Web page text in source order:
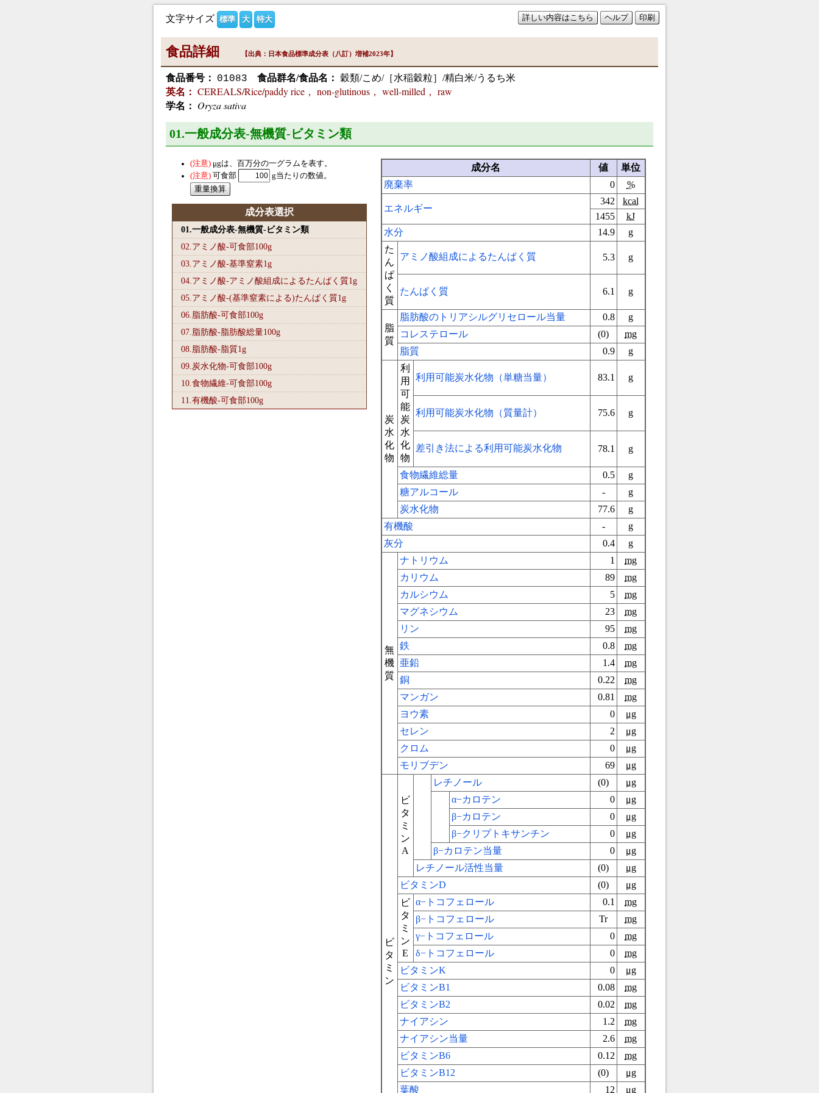
詳しい内容はこちら ヘルプ 印刷
文字サイズ 標準 大 特大
食品詳細 【出典：日本食品標準成分表（八訂）増補2023年】
食品番号： 01083 食品群名/食品名： 穀類/こめ/［水稲穀粒］/精白米/うるち米
英名： CEREALS/Rice/paddy rice， non-glutinous， well-milled， raw
学名： Oryza sativa
01.一般成分表-無機質-ビタミン類
μgは、百万分の一グラムを表す。
可食部
g当たりの数値。
成分表選択
01.一般成分表-無機質-ビタミン類
02.アミノ酸-可食部100g
03.アミノ酸-基準窒素1g
04.アミノ酸-アミノ酸組成によるたんぱく質1g
05.アミノ酸-(基準窒素による)たんぱく質1g
06.脂肪酸-可食部100g
07.脂肪酸-脂肪酸総量100g
08.脂肪酸-脂質1g
09.炭水化物-可食部100g
10.食物繊維-可食部100g
11.有機酸-可食部100g
成分名 値
単位
廃棄率
0 %
エネルギー
342
kcal
1455
kJ
水分
14.9
g
た
ん
ぱ
く
質
アミノ酸組成によるたんぱく質 5.3 g
たんぱく質 6.1 g
脂
質
脂肪酸のトリアシルグリセロール当量 0.8
g
コレステロール
(0)
mg
脂質
0.9 g
炭
水
化
物
利
用
可
能
炭
水
化
物
利用可能炭水化物（単糖当量） 83.1 g
利用可能炭水化物（質量計） 75.6 g
差引き法による利用可能炭水化物 78.1 g
食物繊維総量 0.5
g
糖アルコール
-
g
炭水化物
77.6
g
有機酸
-
g
灰分
0.4 g
無
機
質
ナトリウム 1
mg
カリウム
89
mg
カルシウム
5
mg
マグネシウム
23
mg
リン
95
mg
鉄
0.8
mg
亜鉛
1.4
mg
銅
0.22
mg
マンガン
0.81
mg
ヨウ素
0
μg
セレン
2
μg
クロム
0
μg
モリブデン
69 μg
ビ
タ
ミ
ン
ビ
タ
ミ
ン
A
レチノール (0)
μg
α−カロテン
0
μg
β−カロテン
0
μg
β−クリプトキサンチン
0
μg
β−カロテン当量
0
μg
レチノール活性当量
(0)
μg
ビタミンD
(0)
μg
ビ
タ
ミ
ン
E
α−トコフェロール 0.1
mg
β−トコフェロール
Tr
mg
γ−トコフェロール
0
mg
δ−トコフェロール
0
mg
ビタミンK
0
μg
ビタミンB1
0.08
mg
ビタミンB2
0.02
mg
ナイアシン
1.2
mg
ナイアシン当量
2.6
mg
ビタミンB6
0.12
mg
ビタミンB12
(0)
μg
葉酸
12 μg